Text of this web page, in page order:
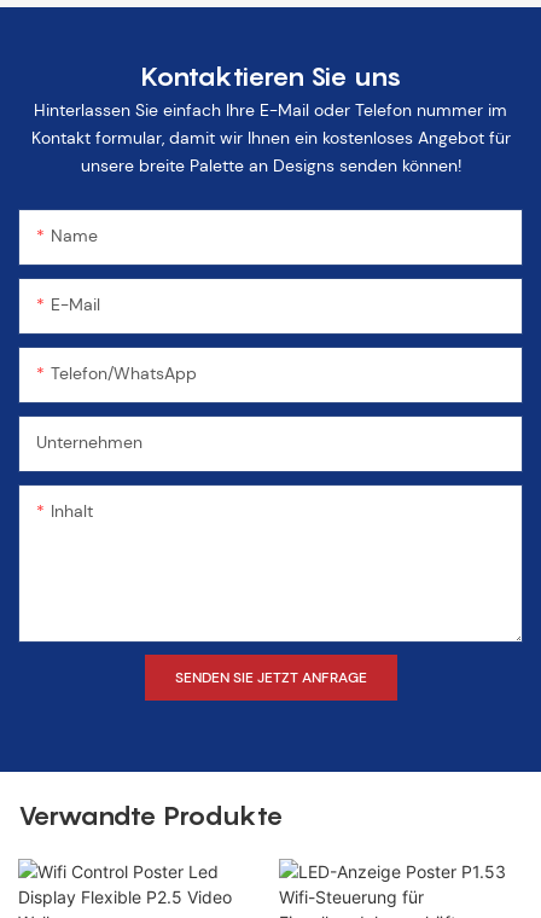
Kontaktieren Sie uns
Hinterlassen Sie einfach Ihre E-Mail oder Telefon nummer im
Kontakt formular, damit wir Ihnen ein kostenloses Angebot für
unsere breite Palette an Designs senden können!
Name
E-Mail
Telefon/WhatsApp
Unternehmen
Inhalt
SENDEN SIE JETZT ANFRAGE
Verwandte Produkte